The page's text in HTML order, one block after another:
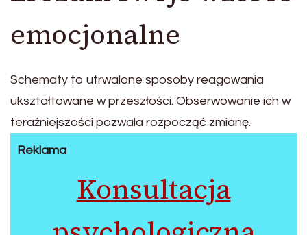
emocjonalne
Schematy to utrwalone sposoby reagowania
ukształtowane w przeszłości. Obserwowanie ich w
teraźniejszości pozwala rozpocząć zmianę.
Reklama
Konsultacja